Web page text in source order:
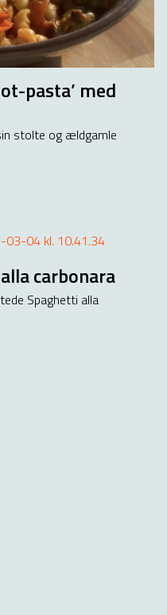
pasta’ med
stolte og ældgamle
carbonara
Spaghetti alla